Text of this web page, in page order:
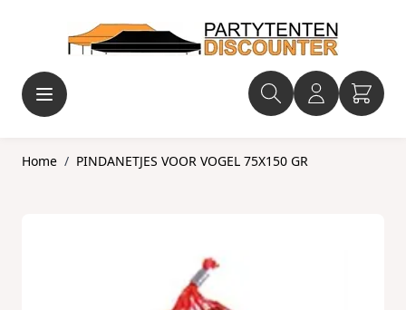
Home / PINDANETJES VOOR VOGEL 75X150 GR